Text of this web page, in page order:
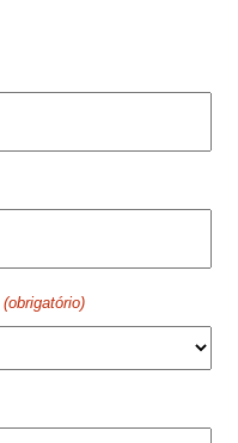
(obrigatório)